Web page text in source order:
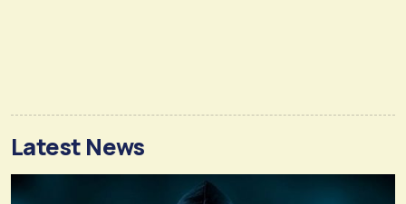
Latest News